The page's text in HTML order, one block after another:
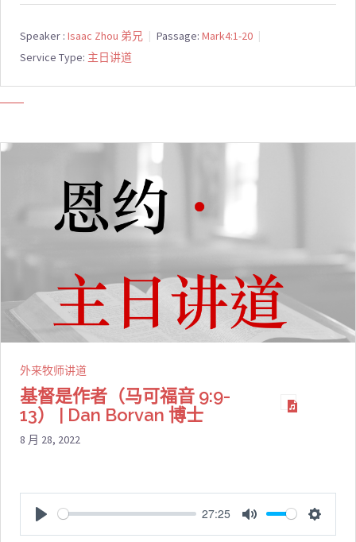
Speaker : Isaac Zhou 弟兄 Passage: Mark4:1-20
Service Type: 主日讲道
外来牧师讲道
基督是作者（马可福音 9:9-
13） | Dan Borvan 博士
8 月 28, 2022
PLAY
27:25
MUTE